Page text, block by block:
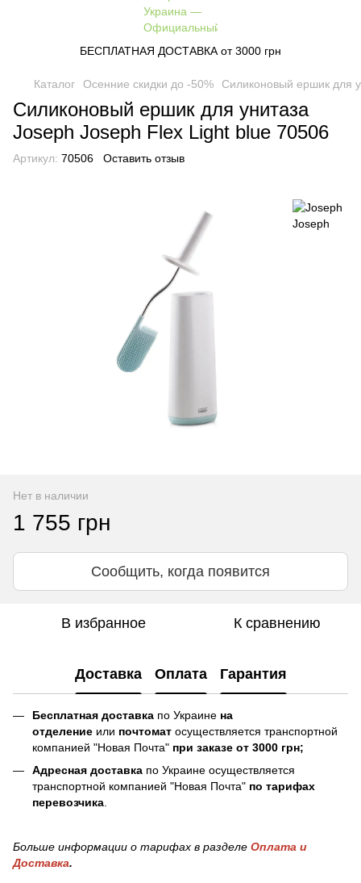
БЕСПЛАТНАЯ ДОСТАВКА от 3000 грн
Каталог Осенние скидки до -50% Силиконовый ершик для
Силиконовый ершик для унитаза
Joseph Joseph Flex Light blue 70506
Артикул: 70506 Оставить отзыв
Нет в наличии
1 755 грн
Сообщить, когда появится
В избранное К сравнению
Доставка Оплата Гарантия
Бесплатная доставка по Украине на
отделение или почтомат осуществляется транспортной
компанией "Новая Почта" при заказе от 3000 грн;
Адресная доставка по Украине осуществляется
транспортной компанией "Новая Почта" по тарифах
перевозчика
Больше информации о тарифах в разделе Оплата и
Доставка.